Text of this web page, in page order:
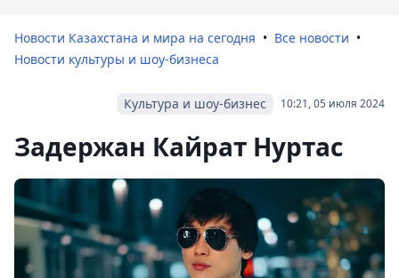
Новости Казахстана и мира на сегодня
Все новости
Новости культуры и шоу-бизнеса
10:21, 05 июля 2024
Культура и шоу-бизнес
Задержан Кайрат Нуртас